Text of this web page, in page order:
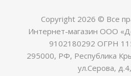
Copyright 2026 © Все
Интернет-магазин ООО
9102180292 ОГРН
295000, РФ, Республика
ул.Серова,